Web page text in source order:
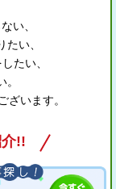
い、
い、
たい、
ざいます。
!!